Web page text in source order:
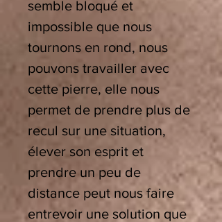
semble bloqué et
impossible que nous
tournons en rond, nous
pouvons travailler avec
cette pierre, elle nous
permet de prendre plus de
recul sur une situation,
élever son esprit et
prendre un peu de
distance peut nous faire
entrevoir une solution que